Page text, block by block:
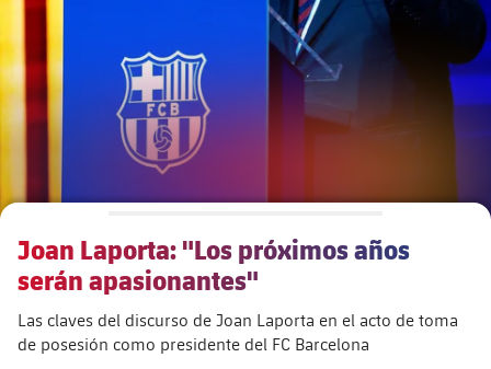
Entradas
Resultados
Jugadoras
Palmarés
Fotos
Calendario
Entradas
Clasificaciones
Jugadores
Fotos
Contacto
Jugadores
Partidos
Noticias
Formativo masculino
plusicon
Actualidad
Fotos
Juvenil A
Juvenil B
Formativo femenino
plusicon
Fotos
Femenino B
Campus Verano
PLUSICON
MÁS
Joan Laporta: "Los próximos años
serán apasionantes"
Las claves del discurso de Joan Laporta en el acto de toma
de posesión como presidente del FC Barcelona